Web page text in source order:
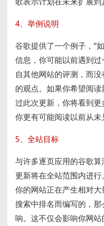
4、举例说明
谷歌提供了一个例子，“
信息，你可能以前遇到
自其他网站的评测，而
的观点。如果你希望阅
过此次更新，你将看到
你更有可能阅读以前从未
5、全站目标
与许多逐页应用的谷歌
更新将在全站范围内进
你的网站正在产生相对
搜索中排名而编写的，
响。这不仅会影响你网